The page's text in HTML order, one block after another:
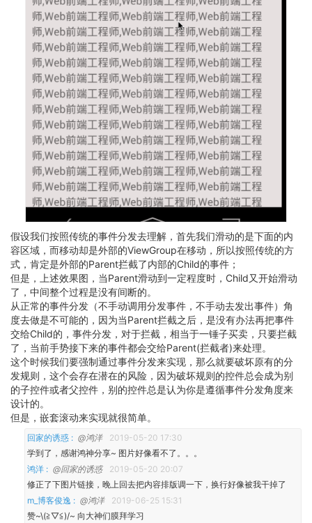
假设我们按照传统的事件分发去理解，首先我们滑动的是下面的内
容区域，而移动却是外部的ViewGroup在移动，所以按照传统的方
式，肯定是外部的Parent拦截了内部的Child的事件；
但是，上述效果图，当Parent滑动到一定程度时，Child又开始滑动
了，中间整个过程是没有间断的。
从正常的事件分发（不手动调用分发事件，不手动去发出事件）角
度去做是不可能的，因为当Parent拦截之后，是没有办法再把事件
交给Child的，事件分发，对于拦截，相当于一锤子买卖，只要拦截
了，当前手势接下来的事件都会交给Parent(拦截者)来处理。
这个时候我们要强制通过事件分发来实现，那么就要破坏原有的分
发规则，这个会存在潜在的风险，因为破坏规则的控件总会成为别
的子控件或者父控件，别的控件总是认为你是遵循事件分发角度来
设计的。
但是，嵌套滚动来实现就很简单。
回家的诱惑 : @鸿洋
2019-05-20 17:30
学到了，感谢鸿神分享~ 图片好像看不了。。。
鸿洋 : @回家的诱惑 2019-05-20 20:07
修正了下图片链接，晚上回去把内容排版调一下，换行好像被我干掉了
m_博客俊逸 : @鸿洋
2019-06-25 15:31
赞~\(≧▽≦)/~ 向大神们膜拜学习